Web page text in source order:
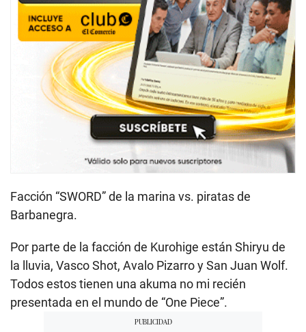
Facción “SWORD” de la marina vs. piratas de
Barbanegra.
Por parte de la facción de Kurohige están Shiryu de
la lluvia, Vasco Shot, Avalo Pizarro y San Juan Wolf.
Todos estos tienen una akuma no mi recién
presentada en el mundo de “One Piece”.